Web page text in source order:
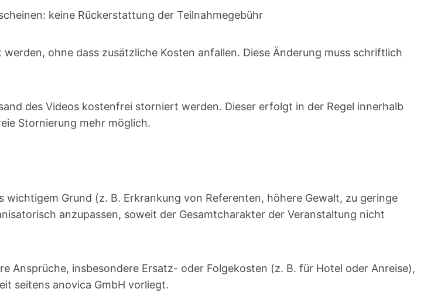
keine Rückerstattung der Teilnahmegebühr
ohne dass zusätzliche Kosten anfallen. Diese Änderung muss schriftlich
des Videos kostenfrei storniert werden. Dieser erfolgt in der Regel innerhalb
Stornierung mehr möglich.
Grund (z. B. Erkrankung von Referenten, höhere Gewalt, zu geringe
anzupassen, soweit der Gesamtcharakter der Veranstaltung nicht
Ansprüche, insbesondere Ersatz- oder Folgekosten (z. B. für Hotel oder Anreise),
seitens anovica GmbH vorliegt.